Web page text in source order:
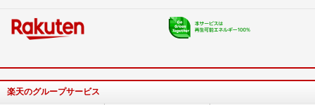
楽天のグループサービス